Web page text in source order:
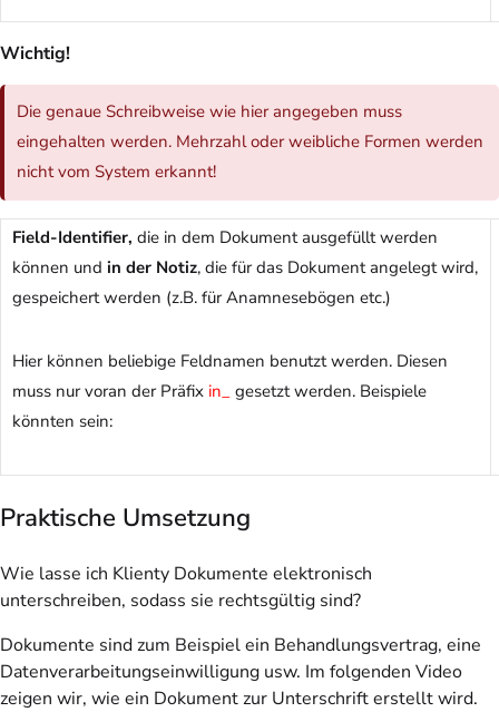
Wichtig!
Die genaue Schreibweise wie hier angegeben muss
eingehalten werden. Mehrzahl oder weibliche Formen werden
nicht vom System erkannt!
Field-Identifier, die in dem Dokument ausgefüllt werden
können und in der Notiz, die für das Dokument angelegt wird,
gespeichert werden (z.B. für Anamnesebögen etc.)
Hier können beliebige Feldnamen benutzt werden. Diesen
muss nur voran der Präfix in_
gesetzt werden. Beispiele
könnten sein:
Praktische Umsetzung
Wie lasse ich Klienty Dokumente elektronisch
unterschreiben, sodass sie rechtsgültig sind?
Dokumente sind zum Beispiel ein Behandlungsvertrag, eine
Datenverarbeitungseinwilligung usw. Im folgenden Video
zeigen wir, wie ein Dokument zur Unterschrift erstellt wird.